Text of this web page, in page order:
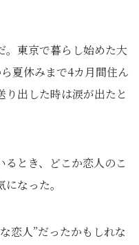
。東京で暮らし始めた大
夏休みまで4カ月間住ん
出した時は涙が出たと
とき、どこか恋人のこ
なった。
恋人”だったかもしれな